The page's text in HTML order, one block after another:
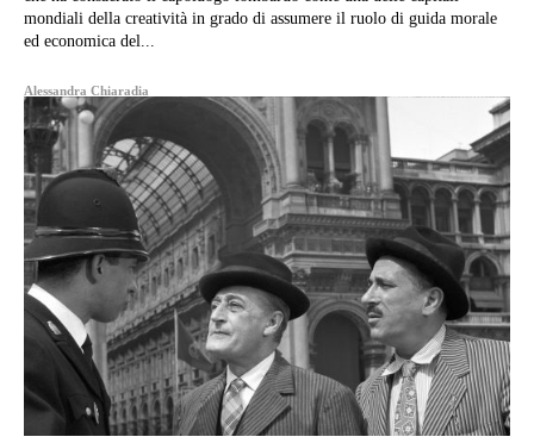
mondiali della creatività in grado di assumere il ruolo di guida morale
ed economica del...
Alessandra Chiaradia